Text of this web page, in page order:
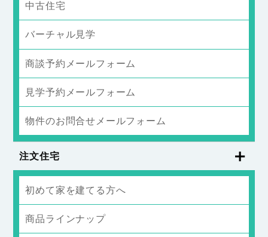
中古住宅
バーチャル見学
商談予約メールフォーム
見学予約メールフォーム
物件のお問合せメールフォーム
注文住宅
初めて家を建てる方へ
商品ラインナップ